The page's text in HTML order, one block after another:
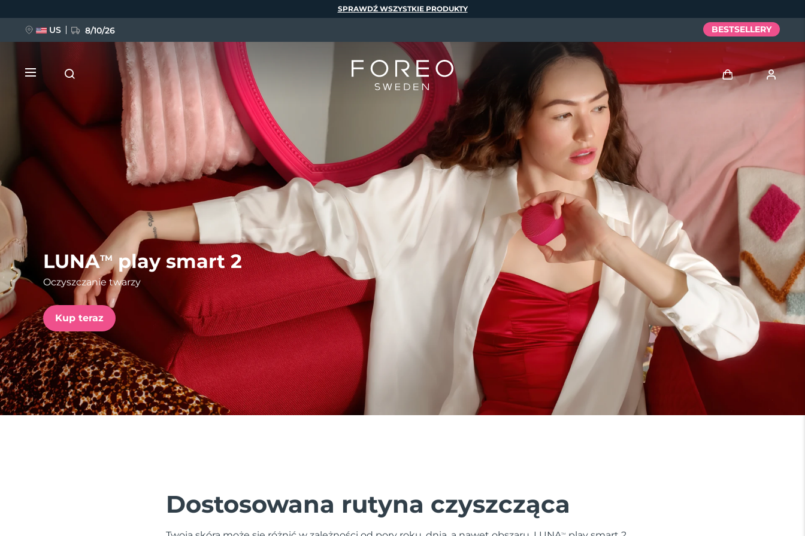
LUNATMplay smart 2
Oczyszczanie twarzy
Kup teraz
Dostosowana rutyna czyszcząca
TM
SPRAWDŹ WSZYSTKIE PRODUKTY
US 8/10/26 BESTSELLERY
Profil użytkownika
Moje urządzenia
Moje zamówienia
Moje adresy
Moje subskrypcje
FAQ™ Pure Beauty-Tech Elixir
BREAKING NEWS
issa™ Teeth Whitening Set
FAQ™ Dual LED Panel
POPULARNY